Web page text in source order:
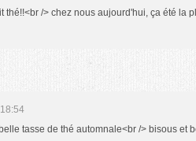
thé!!<br /> chez nous aujourd'hui, ça été la
tasse de thé automnale<br /> bisous et